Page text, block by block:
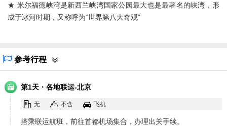
★ 米尔福德峡湾是新西兰峡湾国家公园最大也是最著名的峡湾，形
成于冰河时期，又称呼为“世界第八大奇观”
参考行程
第1天 · 各地联运-北京
无 不含 飞机
搭乘联运航班，前往首都机场集合，办理出关手续。